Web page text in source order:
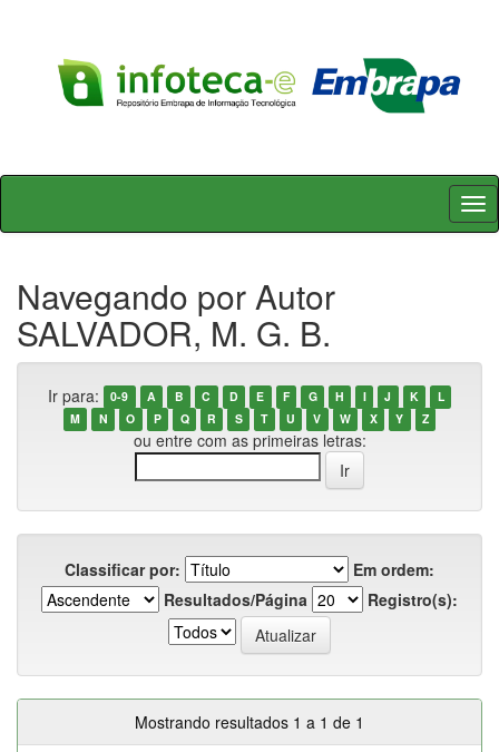
Skip
Navegando por Autor
SALVADOR, M. G. B.
Ir para: 0-9 A B C D E F G H I J K
L
M
N O P Q R S T U V W X Y Z
ou entre com as primeiras letras:
Classificar por:
Em ordem:
Resultados/Página
Registro(s):
Mostrando resultados 1 a 1 de 1